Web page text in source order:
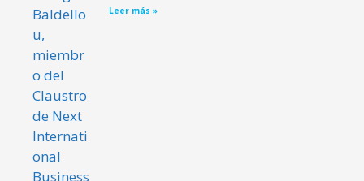
Leer más »